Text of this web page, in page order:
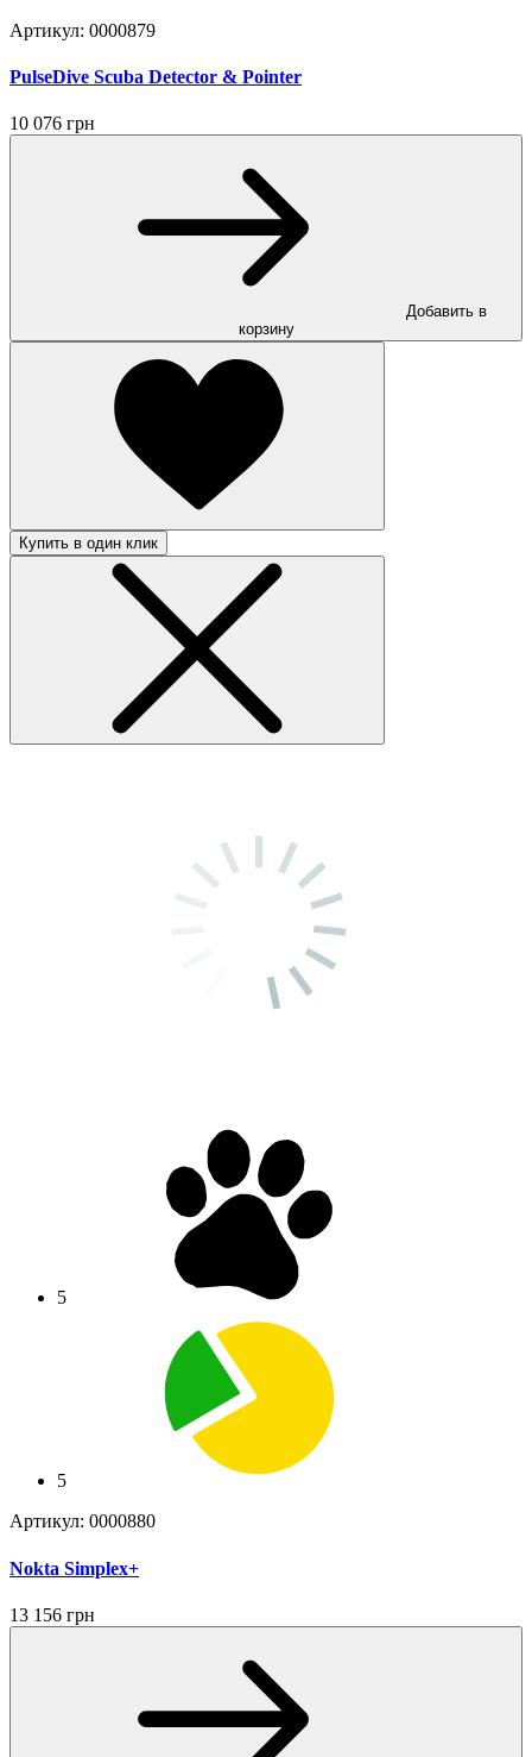
Артикул: 0000879
PulseDive Scuba Detector & Pointer
10 076 грн
Добавить в
корзину
Купить в один клик
5
5
Артикул: 0000880
Nokta Simplex+
13 156 грн